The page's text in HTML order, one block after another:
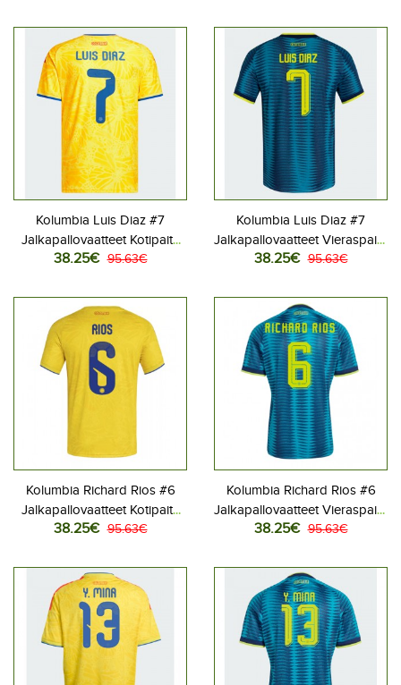
Kolumbia Luis Diaz #7
Jalkapallovaatteet Kotipaita
MM-kisat 2026 Lyhythihainen
38.25€ 95.63€
Kolumbia Luis Diaz #7
Jalkapallovaatteet Vieraspaita
MM-kisat 2026 Lyhythihainen
38.25€ 95.63€
Kolumbia Richard Rios #6
Jalkapallovaatteet Kotipaita
MM-kisat 2026 Lyhythihainen
38.25€ 95.63€
Kolumbia Richard Rios #6
Jalkapallovaatteet Vieraspaita
MM-kisat 2026 Lyhythihainen
38.25€ 95.63€